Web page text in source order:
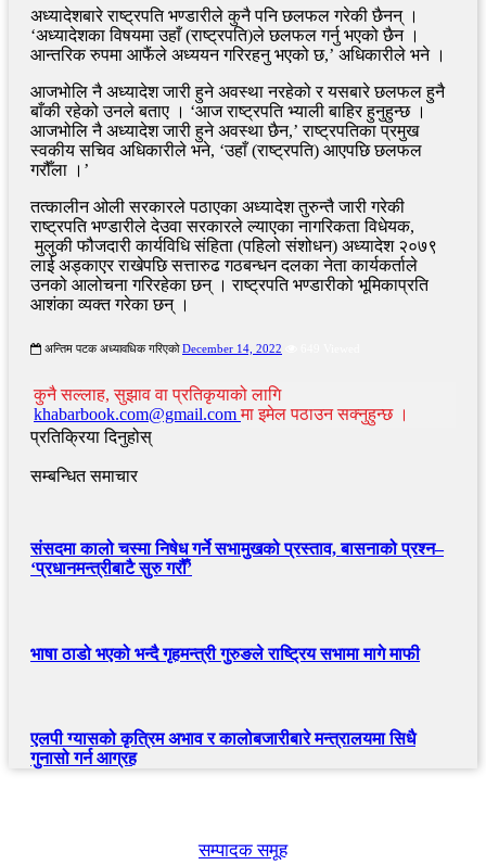
अध्यादेशबारे राष्ट्रपति भण्डारीले कुनै पनि छलफल गरेकी छैनन् ।
‘अध्यादेशका विषयमा उहाँ (राष्ट्रपति)ले छलफल गर्नु भएको छैन ।
आन्तरिक रुपमा आफैंले अध्ययन गरिरहनु भएको छ,’ अधिकारीले भने ।
आजभोलि नै अध्यादेश जारी हुने अवस्था नरहेको र यसबारे छलफल हुनै
बाँकी रहेको उनले बताए । ‘आज राष्ट्रपति भ्याली बाहिर हुनुहुन्छ ।
आजभोलि नै अध्यादेश जारी हुने अवस्था छैन,’ राष्ट्रपतिका प्रमुख
स्वकीय सचिव अधिकारीले भने, ‘उहाँ (राष्ट्रपति) आएपछि छलफल
गरौँला ।’
तत्कालीन ओली सरकारले पठाएका अध्यादेश तुरुन्तै जारी गरेकी
राष्ट्रपति भण्डारीले देउवा सरकारले ल्याएका नागरिकता विधेयक,
मुलुकी फौजदारी कार्यविधि संहिता (पहिलो संशोधन) अध्यादेश २०७९
लाई अड्काएर राखेपछि सत्तारुढ गठबन्धन दलका नेता कार्यकर्ताले
उनको आलोचना गरिरहेका छन् । राष्ट्रपति भण्डारीको भूमिकाप्रति
आशंका व्यक्त गरेका छन् ।
अन्तिम पटक अध्यावधिक गरिएको December 14, 2022
कुनै सल्लाह, सुझाव वा प्रतिकृयाको लागि
khabarbook.com@gmail.comमा इमेल पठाउन सक्नुहुन्छ ।
प्रतिक्रिया दिनुहोस्
सम्बन्धित समाचार
संसदमा कालो चस्मा निषेध गर्ने सभामुखको प्रस्ताव, बासनाको प्रश्न–
‘प्रधानमन्त्रीबाटै सुरु गरौँ’
भाषा ठाडो भएको भन्दै गृहमन्त्री गुरुङले राष्ट्रिय सभामा मागे माफी
एलपी ग्यासको कृत्रिम अभाव र कालोबजारीबारे मन्त्रालयमा सिधै
गुनासो गर्न आग्रह
सम्पादक समूह